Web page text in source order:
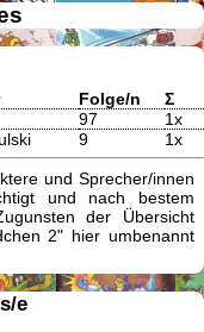
Folge/n
Σ
97
1x
9 1x
und Sprecher/innen
und nach bestem
der Übersicht
2" hier umbenannt
e